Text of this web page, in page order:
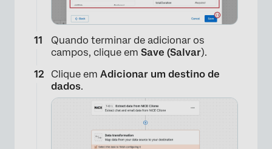
Quando terminar de adicionar os
campos, clique em Save (Salvar).
Clique em Adicionar um destino de
dados.